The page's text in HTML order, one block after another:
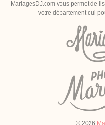
MariagesDJ.com vous permet de
votre département qui
© 2026